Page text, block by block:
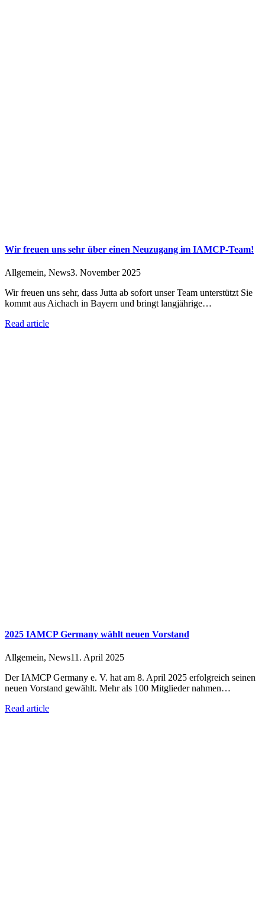
Wir freuen uns sehr über einen Neuzugang im IAMCP-Team!
Allgemein, News3. November 2025
Wir freuen uns sehr, dass Jutta ab sofort unser Team unterstützt Sie
kommt aus Aichach in Bayern und bringt langjährige…
Read article
2025 IAMCP Germany wählt neuen Vorstand
Allgemein, News11. April 2025
Der IAMCP Germany e. V. hat am 8. April 2025 erfolgreich seinen
neuen Vorstand gewählt. Mehr als 100 Mitglieder nahmen…
Read article